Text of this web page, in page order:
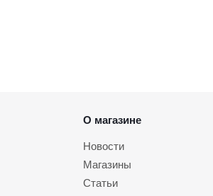
О магазине
Новости
Магазины
Статьи